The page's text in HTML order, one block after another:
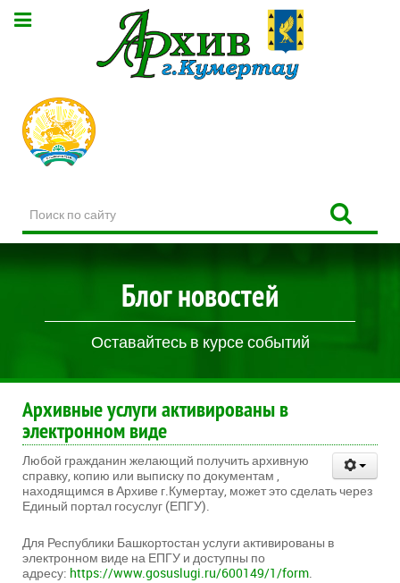
по
сайту
Блог новостей
Оставайтесь в курсе событий
Архивные услуги активированы в
электронном виде
Любой гражданин желающий получить архивную
справку, копию или выписку по документам ,
находящимся в Архиве г.Кумертау, может это сделать через
Единый портал госуслуг (ЕПГУ).
Для Республики Башкортостан услуги активированы в
электронном виде на ЕПГУ и доступны по
адресу: https://www.gosuslugi.ru/600149/1/form.